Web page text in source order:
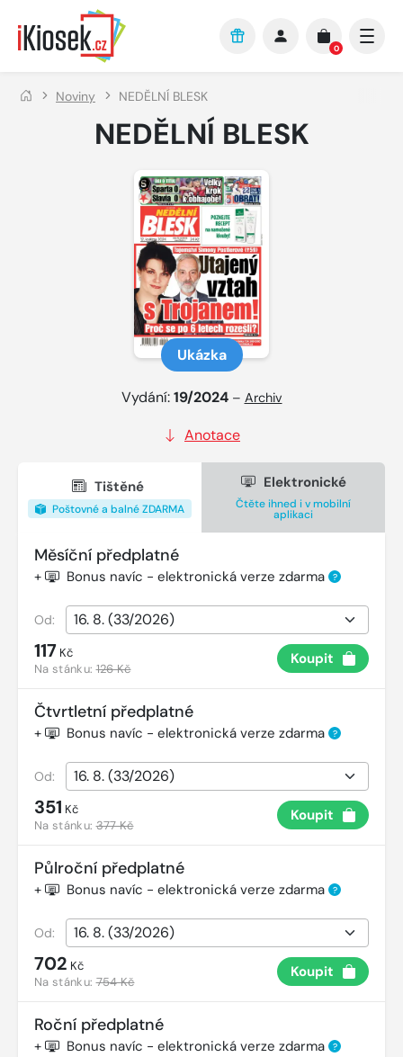
Přejít na hlavní obsah
0
Noviny NEDĚLNÍ BLESK
NEDĚLNÍ BLESK
Ukázka
Vydání:19/2024 – Archiv
Anotace
Tištěné
Poštovné a balné ZDARMA
Elektronické
Čtěte ihned i v mobilní
aplikaci
Měsíční předplatné
+ Bonus navíc - elektronická verze zdarma ?
Od:
117 Kč
Na stánku:126 Kč
Koupit
Čtvrtletní předplatné
+ Bonus navíc - elektronická verze zdarma ?
Od:
351 Kč
Na stánku:377 Kč
Koupit
Půlroční předplatné
+ Bonus navíc - elektronická verze zdarma ?
Od:
702 Kč
Na stánku:754 Kč
Koupit
Roční předplatné
+ Bonus navíc - elektronická verze zdarma ?